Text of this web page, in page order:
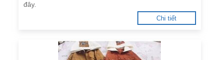
đây.
Chi tiết